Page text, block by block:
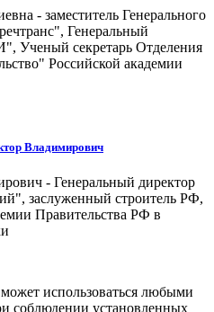
- заместитель Генерального
Генеральный
Ученый секретарь Отделения
Российской академии
Владимирович
- Генеральный директор
заслуженный строитель РФ,
Правительства РФ в
использоваться любыми
соблюдении установленных